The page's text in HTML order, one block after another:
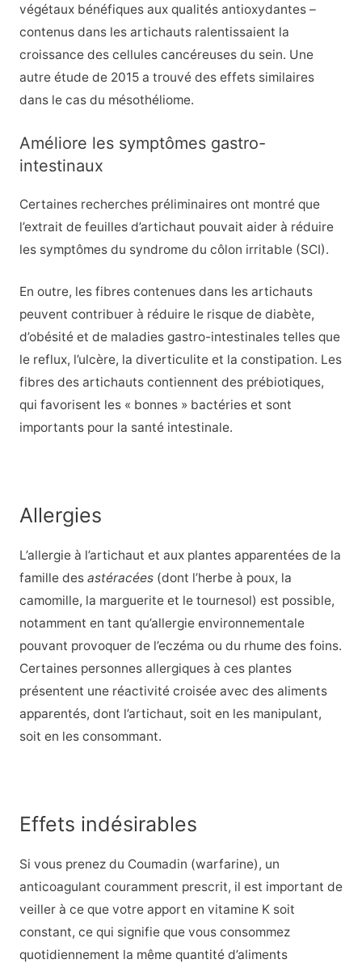
végétaux bénéfiques aux qualités antioxydantes –
contenus dans les artichauts ralentissaient la
croissance des cellules cancéreuses du sein. Une
autre étude de 2015 a trouvé des effets similaires
dans le cas du mésothéliome.
Améliore les symptômes gastro-
intestinaux
Certaines recherches préliminaires ont montré que
l’extrait de feuilles d’artichaut pouvait aider à réduire
les symptômes du syndrome du côlon irritable (SCI).
En outre, les fibres contenues dans les artichauts
peuvent contribuer à réduire le risque de diabète,
d’obésité et de maladies gastro-intestinales telles que
le reflux, l’ulcère, la diverticulite et la constipation. Les
fibres des artichauts contiennent des prébiotiques,
qui favorisent les « bonnes » bactéries et sont
importants pour la santé intestinale.
Allergies
L’allergie à l’artichaut et aux plantes apparentées de la
famille des astéracées (dont l’herbe à poux, la
camomille, la marguerite et le tournesol) est possible,
notamment en tant qu’allergie environnementale
pouvant provoquer de l’eczéma ou du rhume des foins.
Certaines personnes allergiques à ces plantes
présentent une réactivité croisée avec des aliments
apparentés, dont l’artichaut, soit en les manipulant,
soit en les consommant.
Effets indésirables
Si vous prenez du Coumadin (warfarine), un
anticoagulant couramment prescrit, il est important de
veiller à ce que votre apport en vitamine K soit
constant, ce qui signifie que vous consommez
quotidiennement la même quantité d’aliments